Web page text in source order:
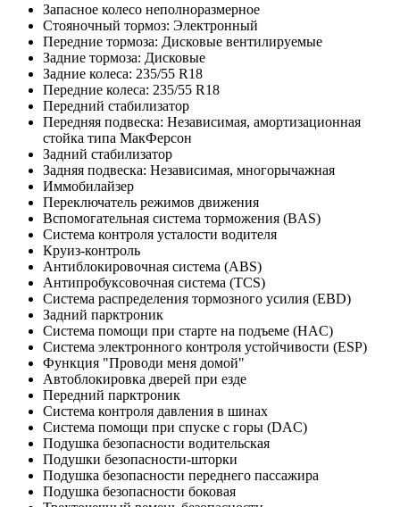
Запасное колесо неполноразмерное
Стояночный тормоз: Электронный
Передние тормоза: Дисковые вентилируемые
Задние тормоза: Дисковые
Задние колеса: 235/55 R18
Передние колеса: 235/55 R18
Передний стабилизатор
Передняя подвеска: Независимая, амортизационная
стойка типа МакФерсон
Задний стабилизатор
Задняя подвеска: Независимая, многорычажная
Иммобилайзер
Переключатель режимов движения
Вспомогательная система торможения (BAS)
Система контроля усталости водителя
Круиз-контроль
Антиблокировочная система (ABS)
Антипробуксовочная система (TCS)
Система распределения тормозного усилия (EBD)
Задний парктроник
Система помощи при старте на подъеме (HAC)
Система электронного контроля устойчивости (ESP)
Функция "Проводи меня домой"
Автоблокировка дверей при езде
Передний парктроник
Система контроля давления в шинах
Система помощи при спуске с горы (DAC)
Подушка безопасности водительская
Подушки безопасности-шторки
Подушка безопасности переднего пассажира
Подушка безопасности боковая